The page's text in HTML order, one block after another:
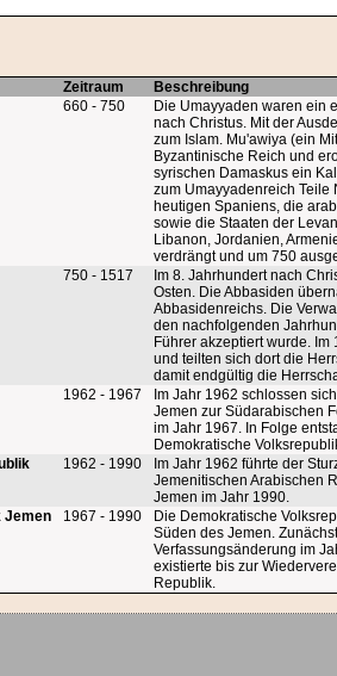
Zeitraum
Beschreibung
660 - 750
Die Umayyaden waren ein
nach Christus. Mit der
zum Islam. Mu'awiya (ein
Byzantinische Reich und
syrischen Damaskus ein
zum Umayyadenreich Teile
heutigen Spaniens, die
sowie die Staaten der
Libanon, Jordanien,
verdrängt und um 750
750 - 1517
Im 8. Jahrhundert nach
Osten. Die Abbasiden
Abbasidenreichs. Die
den nachfolgenden
Führer akzeptiert wurde.
und teilten sich dort die
damit endgültig die
1962 - 1967
Im Jahr 1962 schlossen
Jemen zur Südarabischen
im Jahr 1967. In Folge
Demokratische
1962 - 1990
Im Jahr 1962 führte der
Jemenitischen Arabischen
Jemen im Jahr 1990.
Jemen
1967 - 1990
Die Demokratische
Süden des Jemen.
Verfassungsänderung im
existierte bis zur
Republik.